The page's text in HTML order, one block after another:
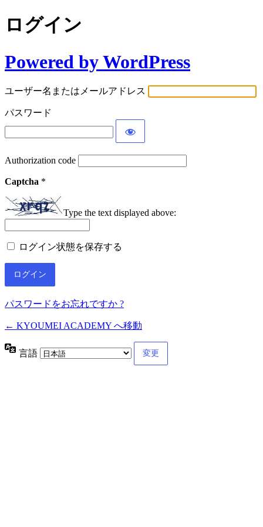
ログイン
Powered by WordPress
ユーザー名またはメールアドレス
パスワード
Authorization code
Captcha *
Type the text displayed above:
ログイン状態を保存する
パスワードをお忘れですか ?
← KYOUMEI ACADEMY へ移動
言語